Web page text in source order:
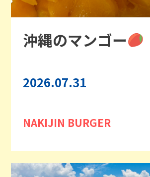
沖縄のマンゴー
2026.07.31
NAKIJIN BURGER